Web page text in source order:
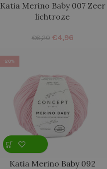
Katia Merino Baby 007 Zeer
lichtroze
€6,20 €4,96
-20%
Katia Merino Baby 092